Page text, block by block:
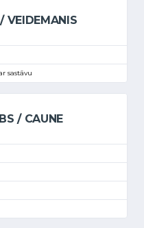
VEIDEMANIS
sastāvu
/ CAUNE